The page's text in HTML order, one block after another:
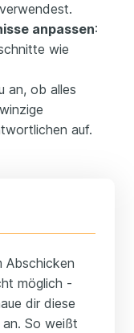
anpassen:
wie
an, ob alles
auf.
Abschicken
möglich -
dir diese
So weißt